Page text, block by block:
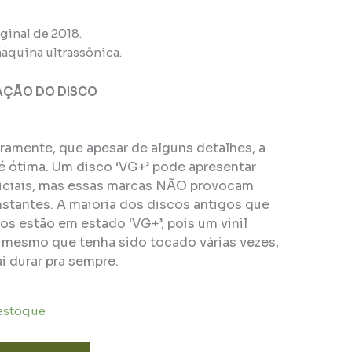
de 2018.
ultrassônica.
DO DISCO
que apesar de alguns detalhes, a
Um disco ‘VG+’ pode apresentar
mas essas marcas NÃO provocam
A maioria dos discos antigos que
estão em estado ‘VG+’, pois um vinil
que tenha sido tocado várias vezes,
durar pra sempre.